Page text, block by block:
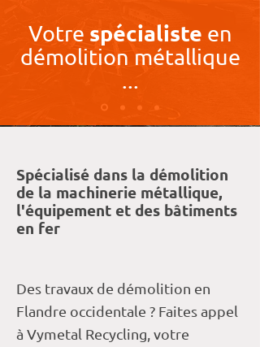
Votre spécialiste en
démolition métallique
...
Spécialisé dans la démolition
de la machinerie métallique,
l'équipement et des bâtiments
en fer
Des travaux de démolition en
Flandre occidentale ? Faites appel
à Vymetal Recycling, votre